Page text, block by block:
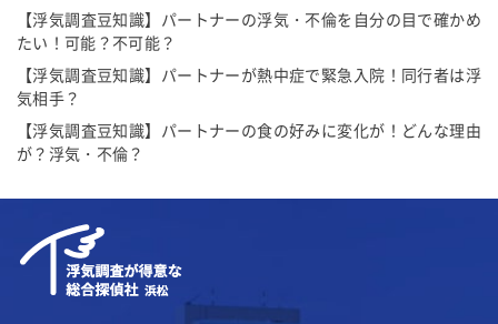
【浮気調査豆知識】パートナーの浮気・不倫を自分の目で確かめ
たい！可能？不可能？
【浮気調査豆知識】パートナーが熱中症で緊急入院！同行者は浮
気相手？
【浮気調査豆知識】パートナーの食の好みに変化が！どんな理由
が？浮気・不倫？